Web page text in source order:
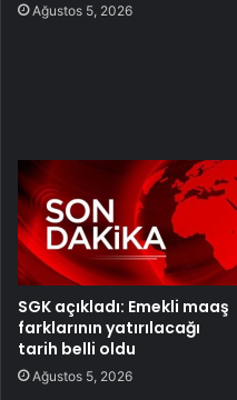
Ağustos 5, 2026
SGK açıkladı: Emekli maaş
farklarının yatırılacağı
tarih belli oldu
Ağustos 5, 2026